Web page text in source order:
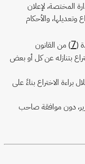
المختصة، لإعلان
وتعديلها، والأحكام
(
7) من القانون
بتنازله عن كل أو بعض
براءة الاختراع بناءً على
دون موافقة صاحب